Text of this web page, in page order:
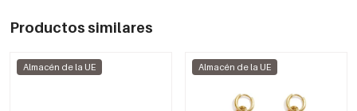
Productos similares
Almacén de la UE Almacén de la UE